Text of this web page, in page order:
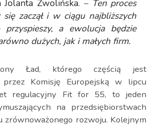
Jolanta Zwolińska. – Ten proces
zaczął i w ciągu najbliższych
a ewolucja będzie
dużych, jak i małych firm.
Ład, którego częścią jest
przez Komisję Europejską w lipcu
regulacyjny Fit for 55, to jeden
na przedsiębiorstwach
rozwoju. Kolejnym